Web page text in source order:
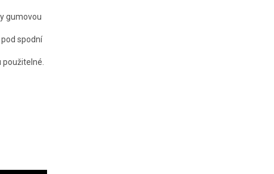
gumovou
spodní
použitelné.